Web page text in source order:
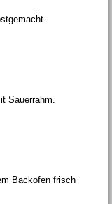
Sauerrahm.
Backofen frisch